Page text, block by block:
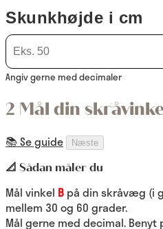
Skunkhøjde i cm
Angiv gerne med decimaler
2 Mål din
📚 Se guide Næste
📐 Sådan måler du
Mål vinkel B på din skråvæg (i
mellem 30 og 60 grader.
Mål gerne med decimal. Benyt